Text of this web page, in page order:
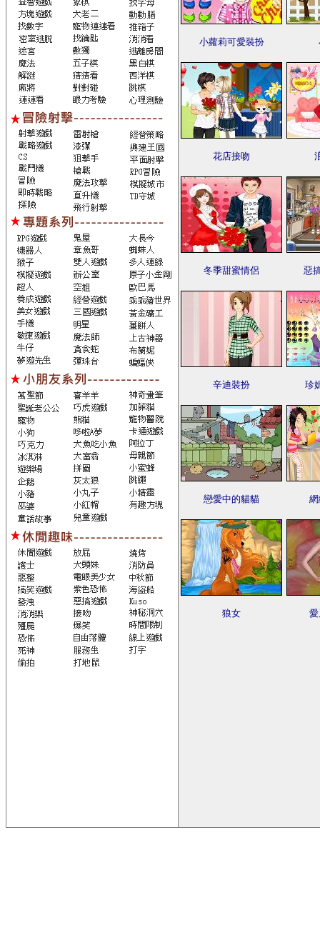
小蘿莉可愛裝扮
花店接吻
冬季甜蜜情侶 惡
辛迪裝扮 珍
戀愛中的貓貓
狼女